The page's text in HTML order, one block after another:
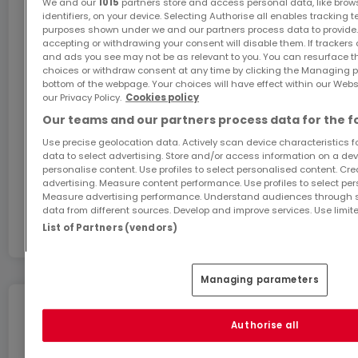
+++ Prestations & finitions +++
Prestations de qualité avec finitions
personnalisables (dans le cadre du cahier des
charges)
Construction conforme aux standards actuels :
pompe à chaleur / chauffage au sol / ventilation
double flux / triple vitrage.
Prix à partir de : [1.045.000 €] - Prix affiché avec TVA
(Taux réduit - sous réserve d’acceptation par
l’Administration compétente)
Les aides étatiques éventuelles sont déduites,
GiGA internet: internet at home
Get 1 month of free internet with the code
ATHOME26 on Luxembourg’s fastest network.
Go for it
In partnership with
Move without any stress
You can benefit from these services for a stress-
identifiers, on your device. Selecting Authorise all enables tracking
purposes shown under we and our partners process data to
accepting or withdrawing your consent will disable them. If
and ads you see may not be as relevant to you. You can resurface
choices or withdraw consent at any time by clicking the Managing
bottom of the webpage. Your choices will have effect within our
our Privacy Policy. Cookies policy
Our teams and our partners process data for the
Use precise geolocation data. Actively scan device characteristics
data to select advertising. Store and/or access information on a
personalise content. Use profiles to select personalised content.
advertising. Measure content performance. Use profiles to select
Measure advertising performance. Understand audiences
data from different sources. Develop and improve services. Use
List of Partners (vendors)
Managing parameters
Authorise all